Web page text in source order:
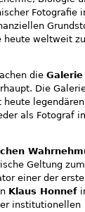
Fotografie
heute weltweit zu
die Galerie
Die
heute legendären
als Fotograf
Geltung
einer der
Klaus Honnef
institutionellen